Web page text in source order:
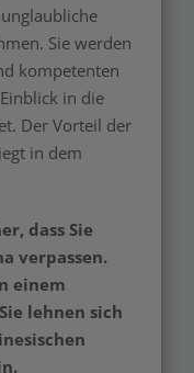
Sie werden
kompetenten
in die
Der Vorteil der
in dem
dass Sie
verpassen.
einem
lehnen sich